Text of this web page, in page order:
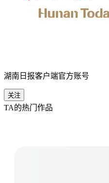
湖南日报客户端官方账号
关注
TA的热门作品